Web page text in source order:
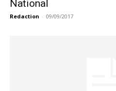
National
Redaction - 09/09/2017